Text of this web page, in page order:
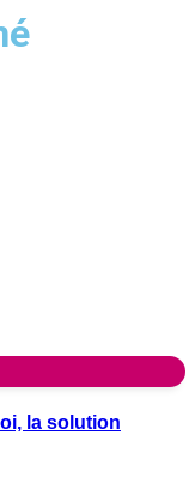
la solution